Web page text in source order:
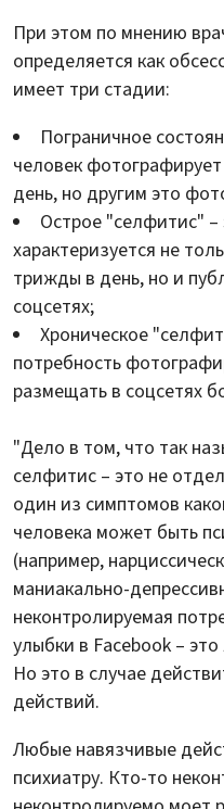
При этом по мнению
определяется как
имеет три стадии:
Пограничное
человек
день, но другим это
Острое "селфитис" –
характеризуется не
трижды в день, но и
соцсетях;
Хроническое
потребность
размещать в соцсетях
"Дело в том, что так
селфитис – это не
один из симптомов
человека может быть
(например,
маниакально-
неконтролируемая
улыбки в Facebook –
Но это в случае
действий.
Любые навязчивые
психиатру. Кто-то